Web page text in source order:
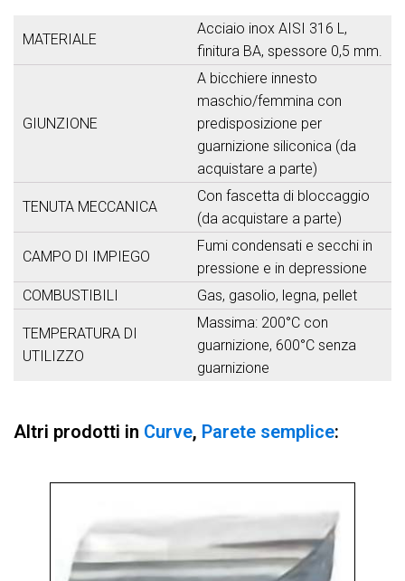
MATERIALE
Acciaio inox AISI 316 L,
finitura BA, spessore 0,5 mm.
GIUNZIONE
A bicchiere innesto
maschio/femmina con
predisposizione per
guarnizione siliconica (da
acquistare a parte)
TENUTA MECCANICA
Con fascetta di bloccaggio
(da acquistare a parte)
CAMPO DI IMPIEGO
Fumi condensati e secchi in
pressione e in depressione
COMBUSTIBILI
Gas, gasolio, legna, pellet
TEMPERATURA DI
UTILIZZO
Massima: 200°C con
guarnizione, 600°C senza
guarnizione
Altri prodotti in Curve, Parete semplice: